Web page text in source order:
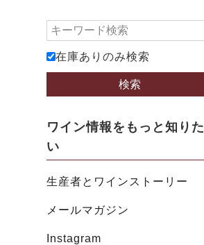
在庫ありのみ検索
検索
ワイン情報をもっと知りた
い
生産者とワインストーリー
メールマガジン
Instagram